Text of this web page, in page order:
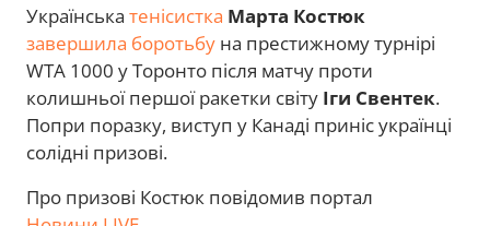
Українська тенісистка Марта Костюк
завершила боротьбу на престижному турнірі
WTA 1000 у Торонто після матчу проти
колишньої першої ракетки світу Іги Свентек.
Попри поразку, виступ у Канаді приніс українці
солідні призові.
Про призові Костюк повідомив портал